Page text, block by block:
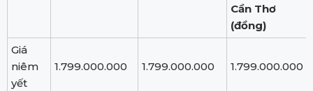
Cần Thơ
(đồng)
Giá
niêm
yết
1.799.000.000 1.799.000.000 1.799.000.000